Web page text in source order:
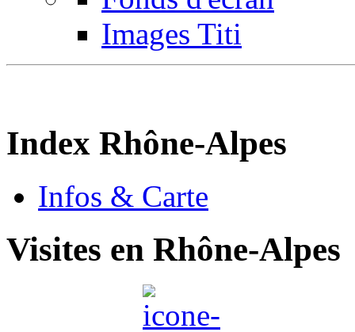
Images Titi
Index Rhône-Alpes
Infos & Carte
Visites en Rhône-Alpes